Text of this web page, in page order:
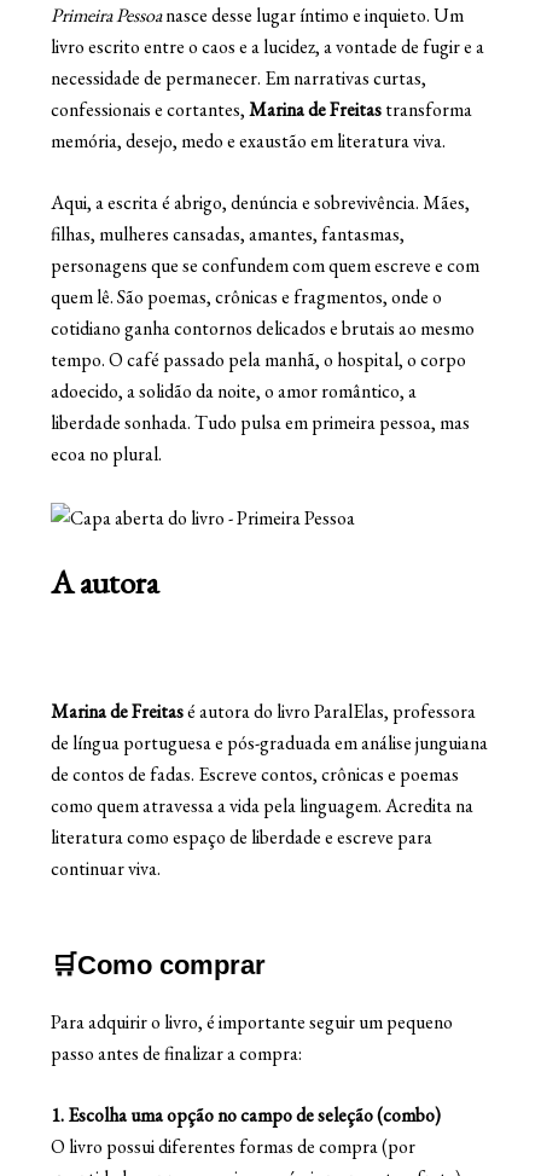
Primeira Pessoanasce desse lugar íntimo e inquieto. Um
livro escrito entre o caos e a lucidez, a vontade de fugir e a
necessidade de permanecer. Em narrativas curtas,
confessionais e cortantes,Marina de Freitastransforma
memória, desejo, medo e exaustão em literatura viva.
Aqui, a escrita é abrigo, denúncia e sobrevivência. Mães,
filhas, mulheres cansadas, amantes, fantasmas,
personagens que se confundem com quem escreve e com
quem lê. São poemas, crônicas e fragmentos, onde o
cotidiano ganha contornos delicados e brutais ao mesmo
tempo. O café passado pela manhã, o hospital, o corpo
adoecido, a solidão da noite, o amor romântico, a
liberdade sonhada. Tudo pulsa em primeira pessoa, mas
ecoa no plural.
A autora
Marina de Freitasé autora do livro ParalElas, professora
de língua portuguesa e pós-graduada em análise junguiana
de contos de fadas. Escreve contos, crônicas e poemas
como quem atravessa a vida pela linguagem. Acredita na
literatura como espaço de liberdade e escreve para
continuar viva.
🛒Como comprar
Para adquirir o livro, é importante seguir um pequeno
passo antes de finalizar a compra:
1. Escolha uma opção no campo de seleção (combo)
O livro possui diferentes formas de compra (por